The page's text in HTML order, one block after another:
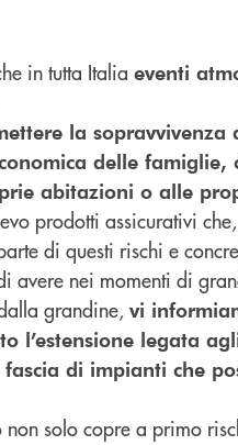
in tutta Italia eventi
la sopravvivenza
delle famiglie,
abitazioni o alle
prodotti assicurativi
di questi rischi e
avere nei momenti di
grandine, vi
l’estensione legata
di impianti che
solo copre a primo